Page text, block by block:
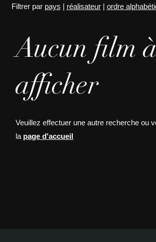
Filtrer par pays | réalisateur| ordre
Aucun film à
afficher
Veuillez effectuer une autre recherche ou
la page d'accueil